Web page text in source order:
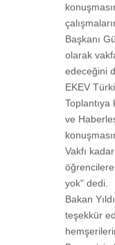
Başkanı
olarak
edeceğini
EKEV
Toplantıya
ve
Vakfı
yok" dedi.
Bakan
teşekkür